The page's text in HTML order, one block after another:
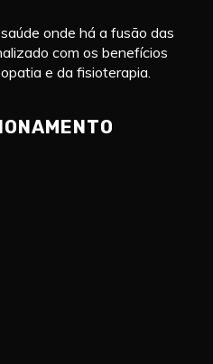
onde há a fusão das
com os benefícios
e da fisioterapia.